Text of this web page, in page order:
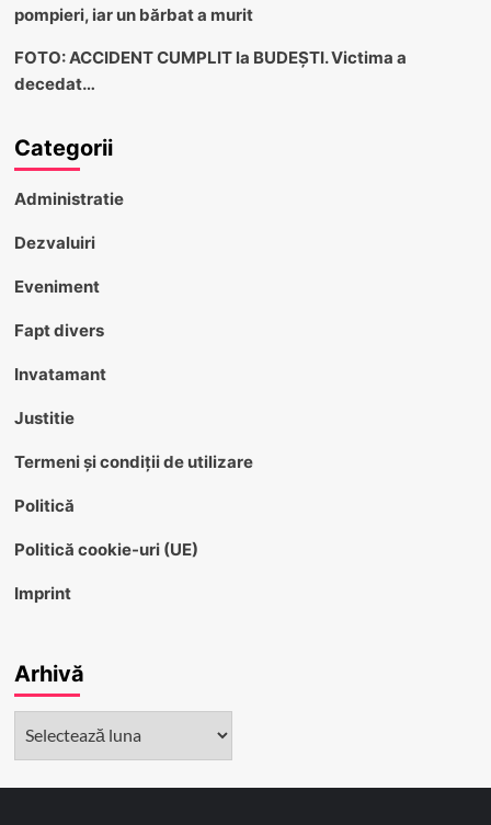
pompieri, iar un bărbat a murit
FOTO: ACCIDENT CUMPLIT la BUDEȘTI. Victima a
decedat…
Categorii
Administratie
Dezvaluiri
Eveniment
Fapt divers
Invatamant
Justitie
Termeni și condiții de utilizare
Politică
Politică cookie-uri (UE)
Imprint
Arhivă